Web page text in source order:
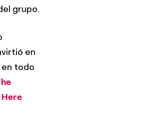
grupo.
en
en todo
Here